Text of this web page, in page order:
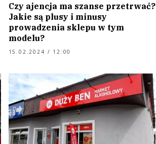
Czy ajencja ma szanse przetrwać?
Jakie są plusy i minusy
prowadzenia sklepu w tym
modelu?
15.02.2024 / 12:00